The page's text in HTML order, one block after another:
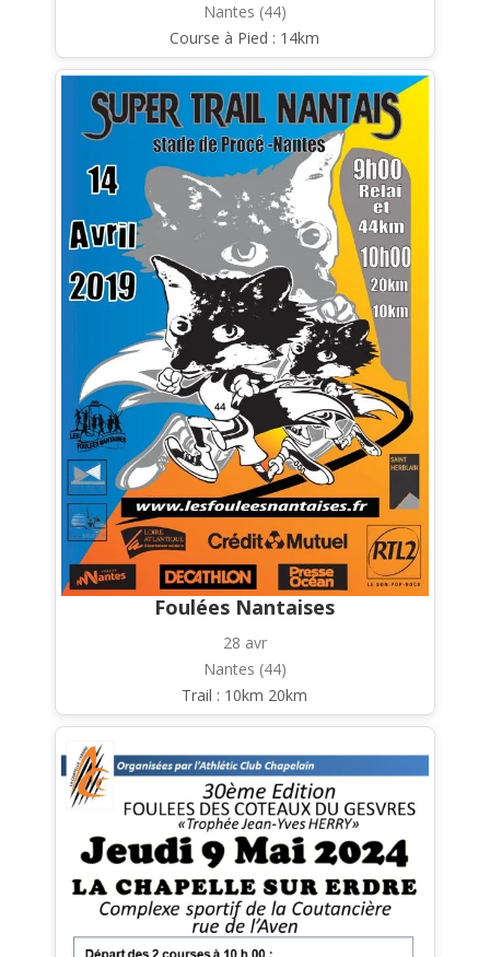
Nantes (44)
Course à Pied : 14km
Foulées Nantaises
28 avr
Nantes (44)
Trail : 10km 20km